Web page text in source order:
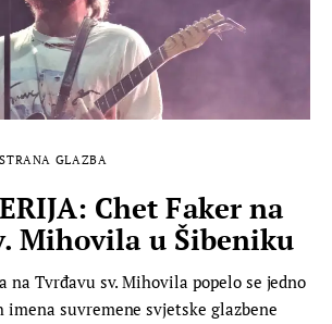
STRANA GLAZBA
Chet Faker na
Mihovila u Šibeniku
na Tvrđavu sv. Mihovila popelo se jedno
suvremene svjetske glazbene